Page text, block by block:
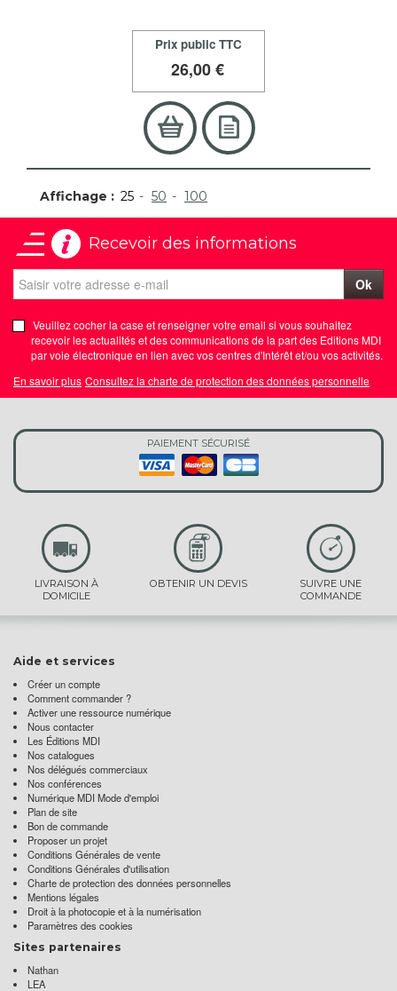
Prix public TTC
26,00 €
Affichage : 25 50 100
Recevoir des informations
Ok
Veuillez cocher la case et renseigner votre email si vous souhaitez
recevoir les actualités et des communications de la part des Editions MDI
par voie électronique en lien avec vos centres d'Intérêt et/ou vos activités.
En savoir plus Consultez la charte de protection des données personnelle
PAIEMENT SÉCURISÉ
LIVRAISON À
DOMICILE
OBTENIR UN DEVIS
SUIVRE UNE
COMMANDE
Aide et services
Créer un compte
Comment commander ?
Activer une ressource numérique
Nous contacter
Les Éditions MDI
Nos catalogues
Nos délégués commerciaux
Nos conférences
Numérique MDI Mode d'emploi
Plan de site
Bon de commande
Proposer un projet
Conditions Générales de vente
Conditions Générales d'utilisation
Charte de protection des données personnelles
Mentions légales
Droit à la photocopie et à la numérisation
Paramètres des cookies
Sites partenaires
Nathan
LEA